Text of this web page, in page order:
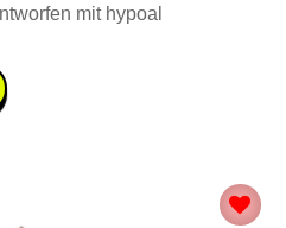
mit hypoal